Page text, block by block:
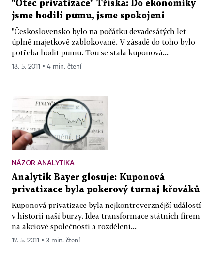
"Otec privatizace" Tříska: Do ekonomiky
jsme hodili pumu, jsme spokojeni
"Československo bylo na počátku devadesátých let
úplně majetkově zablokované. V zásadě do toho bylo
potřeba hodit pumu. Tou se stala kuponová...
18. 5. 2011 ▪ 4 min. čtení
NÁZOR ANALYTIKA
Analytik Bayer glosuje: Kuponová
privatizace byla pokerový turnaj křováků
Kuponová privatizace byla nejkontroverznější událostí
v historii naší burzy. Idea transformace státních firem
na akciové společnosti a rozdělení...
17. 5. 2011 ▪ 3 min. čtení